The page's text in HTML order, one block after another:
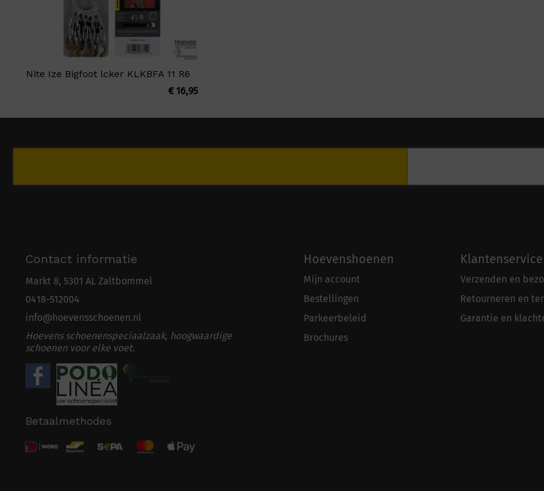
Nite Ize Bigfoot lcker KLKBFA 11 R6
€16,95
Contact informatie
Markt 8, 5301 AL Zaltbommel
0418-512004
info@hoevensschoenen.nl
Hoevens schoenenspeciaalzaak, hoogwaardige
schoenen voor elke voet.
Betaalmethodes
Hoevenshoenen
Mijn account
Bestellingen
Parkeerbeleid
Brochures
Klantenservice
Verzenden en
Retourneren en
Garantie en